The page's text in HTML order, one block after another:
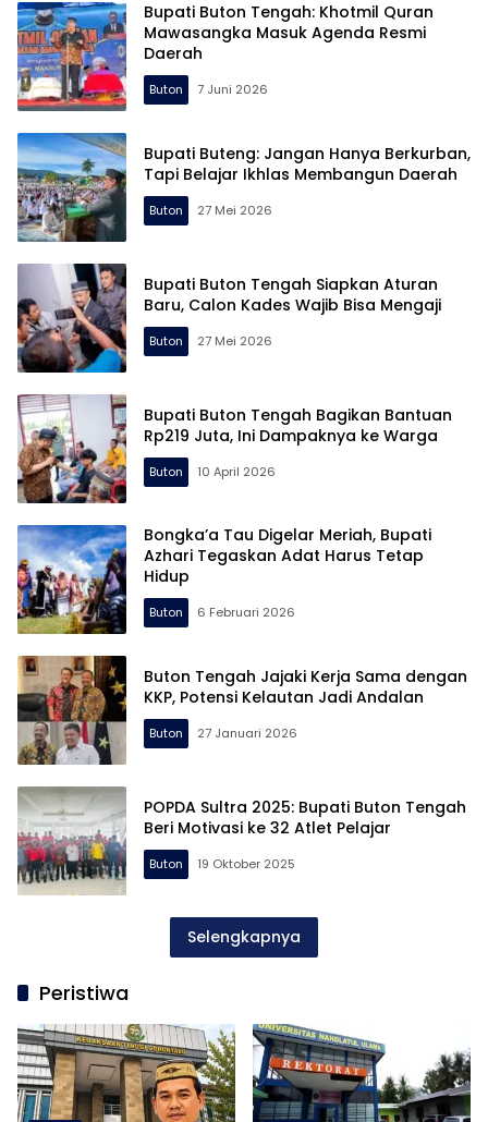
Bupati Buton Tengah: Khotmil Quran
Mawasangka Masuk Agenda Resmi
Daerah
Buton 7 Juni 2026
Bupati Buteng: Jangan Hanya Berkurban,
Tapi Belajar Ikhlas Membangun Daerah
Buton 27 Mei 2026
Bupati Buton Tengah Siapkan Aturan
Baru, Calon Kades Wajib Bisa Mengaji
Buton 27 Mei 2026
Bupati Buton Tengah Bagikan Bantuan
Rp219 Juta, Ini Dampaknya ke Warga
Buton 10 April 2026
Bongka’a Tau Digelar Meriah, Bupati
Azhari Tegaskan Adat Harus Tetap
Hidup
Buton 6 Februari 2026
Buton Tengah Jajaki Kerja Sama dengan
KKP, Potensi Kelautan Jadi Andalan
Buton 27 Januari 2026
POPDA Sultra 2025: Bupati Buton Tengah
Beri Motivasi ke 32 Atlet Pelajar
Buton 19 Oktober 2025
Selengkapnya
Peristiwa